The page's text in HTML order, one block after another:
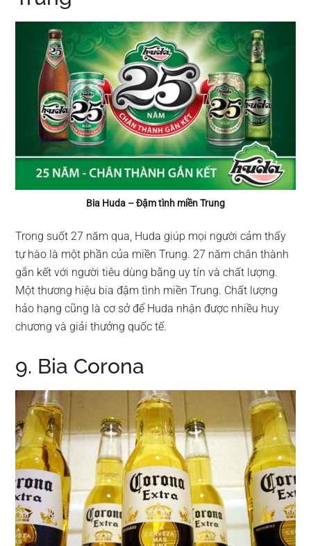
Bia Huda – Đậm tình miền Trung
Trong suốt 27 năm qua, Huda giúp mọi người cảm thấy
tự hào là một phần của miền Trung. 27 năm chân thành
gắn kết với người tiêu dùng bằng uy tín và chất lượng.
Một thương hiệu bia đậm tình miền Trung. Chất lượng
hảo hạng cũng là cơ sở để Huda nhận được nhiều huy
chương và giải thưởng quốc tế.
9. Bia Corona